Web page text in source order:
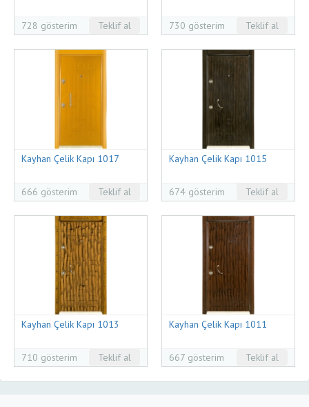
728 gösterim Teklif al 730 gösterim Teklif al
Kayhan Çelik Kapı 1017
666 gösterim Teklif al
Kayhan Çelik Kapı 1015
674 gösterim Teklif al
Kayhan Çelik Kapı 1013
710 gösterim Teklif al
Kayhan Çelik Kapı 1011
667 gösterim Teklif al